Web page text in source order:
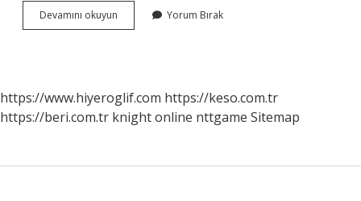
Devamını okuyun
5
Yorum Bırak
https://www.hiyeroglif.com https://keso.com.tr
https://beri.com.tr knight online nttgame Sitemap